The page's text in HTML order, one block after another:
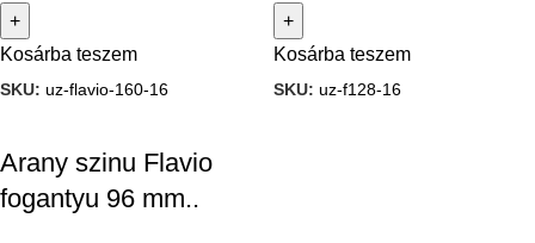
Kosárba teszem
SKU: uz-flavio-160-16
Kosárba teszem
SKU: uz-f128-16
Arany szinu Flavio
fogantyu 96 mm..